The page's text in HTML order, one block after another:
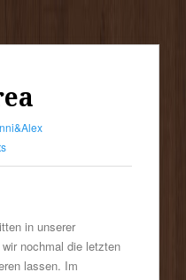
in unserer
nochmal die letzten
lassen. Im